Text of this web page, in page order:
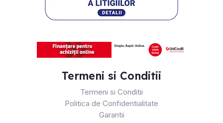
Termeni si Conditii
Termeni si Conditii
Politica de Confidentialitate
Garantii